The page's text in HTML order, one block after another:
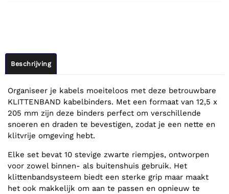
Beschrijving
Organiseer je kabels moeiteloos met deze betrouwbare
KLITTENBAND kabelbinders. Met een formaat van 12,5 x
205 mm zijn deze binders perfect om verschillende
snoeren en draden te bevestigen, zodat je een nette en
klitvrije omgeving hebt.
Elke set bevat 10 stevige zwarte riempjes, ontworpen
voor zowel binnen- als buitenshuis gebruik. Het
klittenbandsysteem biedt een sterke grip maar maakt
het ook makkelijk om aan te passen en opnieuw te